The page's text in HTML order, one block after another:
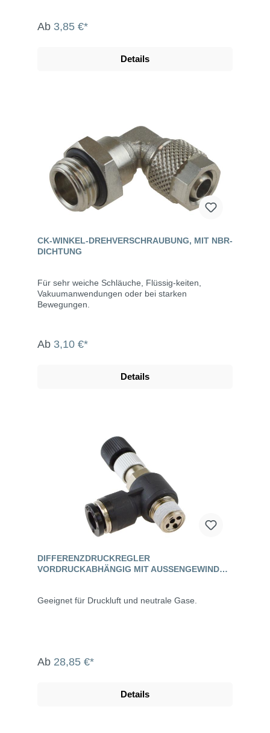
Ab 3,85 €*
Details
CK-WINKEL-DREHVERSCHRAUBUNG, MIT NBR-
DICHTUNG
Für sehr weiche Schläuche, Flüssig-keiten,
Vakuumanwendungen oder bei starken
Bewegungen.
Ab 3,10 €*
Details
DIFFERENZDRUCKREGLER
VORDRUCKABHÄNGIG MIT AUSSENGEWINDE, S
Geeignet für Druckluft und neutrale Gase.
Ab 28,85 €*
Details